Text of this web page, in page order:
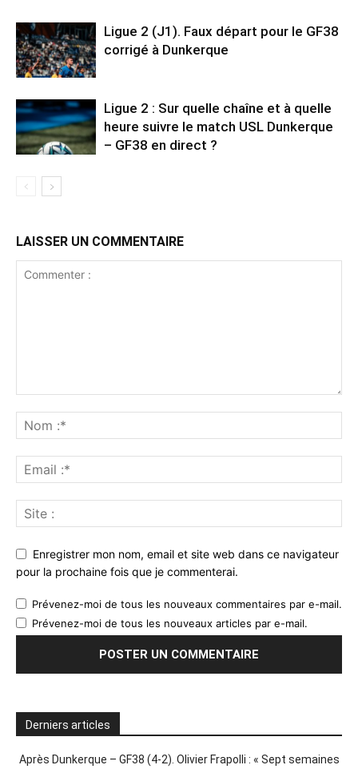
Ligue 2 (J1). Faux départ pour le GF38
corrigé à Dunkerque
Ligue 2 : Sur quelle chaîne et à quelle
heure suivre le match USL Dunkerque
– GF38 en direct ?
LAISSER UN COMMENTAIRE
Enregistrer mon nom, email et site web dans ce navigateur
pour la prochaine fois que je commenterai.
Prévenez-moi de tous les nouveaux commentaires par e-mail.
Prévenez-moi de tous les nouveaux articles par e-mail.
Derniers articles
Après Dunkerque – GF38 (4-2). Olivier Frapolli : « Sept semaines